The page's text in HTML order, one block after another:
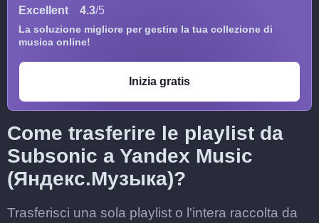
Excellent 4.3/5
La soluzione migliore per gestire la tua collezione di
musica online!
Inizia gratis
Come trasferire le playlist da
Subsonic a Yandex Music
(Яндекс.Музыка)?
Trasferisci una sola playlist o l'intera raccolta da